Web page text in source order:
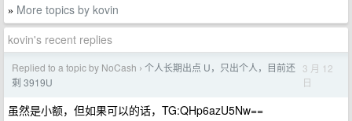
» More topics by kovin
kovin's recent replies
Replied to a topic by NoCash › 个人长期出点 U，只出个人，目前还
剩 3919U
3 月 12
日
虽然是小额，但如果可以的话，TG:QHp6azU5Nw==